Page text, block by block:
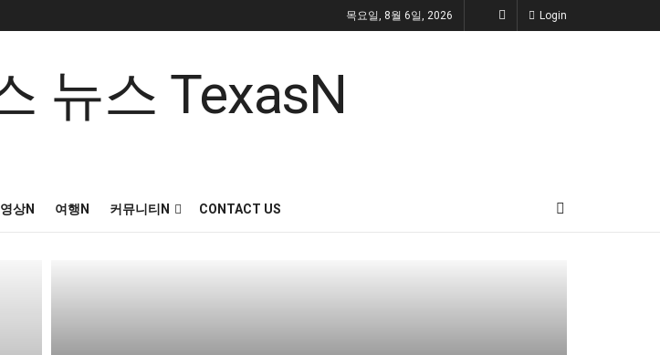
목요일, 8월 6일, 2026 Login
영상N 여행N 커뮤니티N CONTACT US